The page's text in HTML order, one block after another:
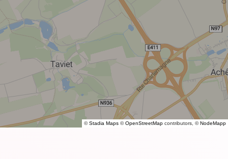
©Stadia Maps ©OpenStreetMap contributors, ©NodeMapp